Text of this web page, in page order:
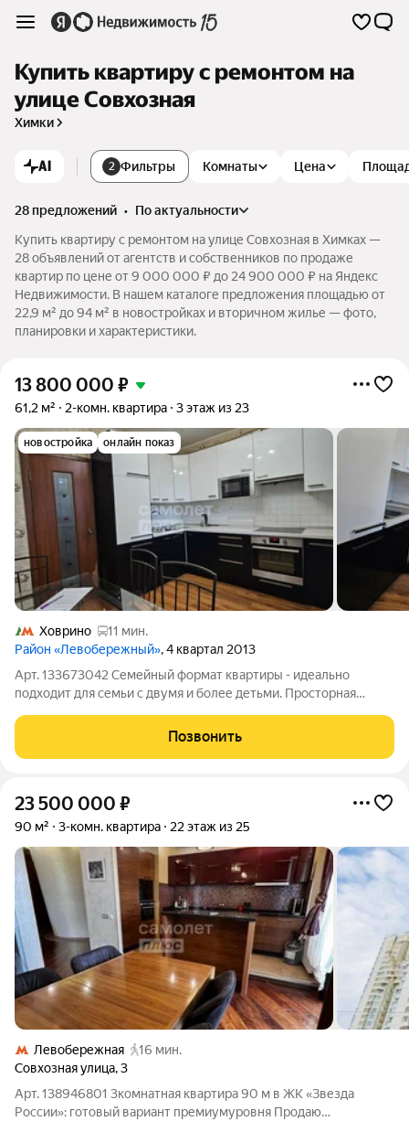
Купить квартиру с ремонтом на
улице Совхозная
Химки
AI 2 Фильтры Комнаты Цена
28 предложений •
по актуальности
Купить квартиру с ремонтом на улице Совхозная в Химках —
28 объявлений от агентств и собственников по продаже
квартир по цене от 9 000 000 ₽ до 24 900 000 ₽ на Яндекс
Недвижимости. В нашем каталоге предложения площадью от
22,9 м² до 94 м² в новостройках и вторичном жилье — фото,
планировки и характеристики.
13 800 000 ₽
61,2 м² 2-комн. квартира 3 этаж из 23
новостройка онлайн показ
Ховрино
11 мин.
Район «Левобережный», 4 квартал 2013
Арт. 133673042 Семейный формат квартиры - идеально
подходит для семьи с двумя и более детьми. Просторная
трёшке, с удобной кухней , множеством мест для хранения и
гардеробной для хранения вещей .
Позвонить
23 500 000 ₽
90 м² 3-комн. квартира 22 этаж из 25
Левобережная
16 мин.
Совхозная улица,3
Арт. 138946801 3комнатная квартира 90 м в ЖК «Звезда
России»: готовый вариант премиумуровня Продаю